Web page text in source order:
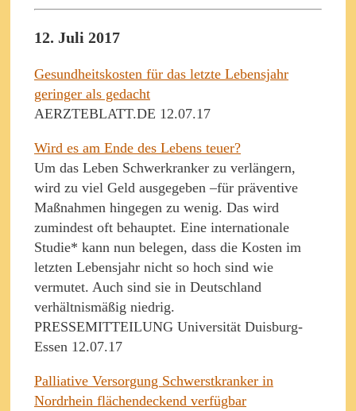
12. Juli 2017
Gesundheitskosten für das letzte Lebensjahr
geringer als gedacht
AERZTEBLATT.DE 12.07.17
Wird es am Ende des Lebens teuer?
Um das Leben Schwerkranker zu verlängern,
wird zu viel Geld ausgegeben –für präventive
Maßnahmen hingegen zu wenig. Das wird
zumindest oft behauptet. Eine internationale
Studie* kann nun belegen, dass die Kosten im
letzten Lebensjahr nicht so hoch sind wie
vermutet. Auch sind sie in Deutschland
verhältnismäßig niedrig.
PRESSEMITTEILUNG Universität Duisburg-
Essen 12.07.17
Palliative Versorgung Schwerstkranker in
Nordrhein flächendeckend verfügbar